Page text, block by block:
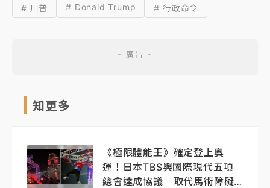
# 川普
# Donald Trump # 行政命令
知更多
《極限體能王》確定登上奧
運！日本TBS與國際現代五項
總會達成協議 取代馬術障礙